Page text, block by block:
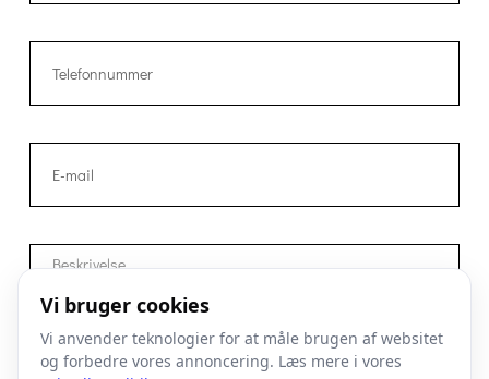
Vi bruger cookies
Vi anvender teknologier for at måle brugen af websitet
og forbedre vores annoncering. Læs mere i vores